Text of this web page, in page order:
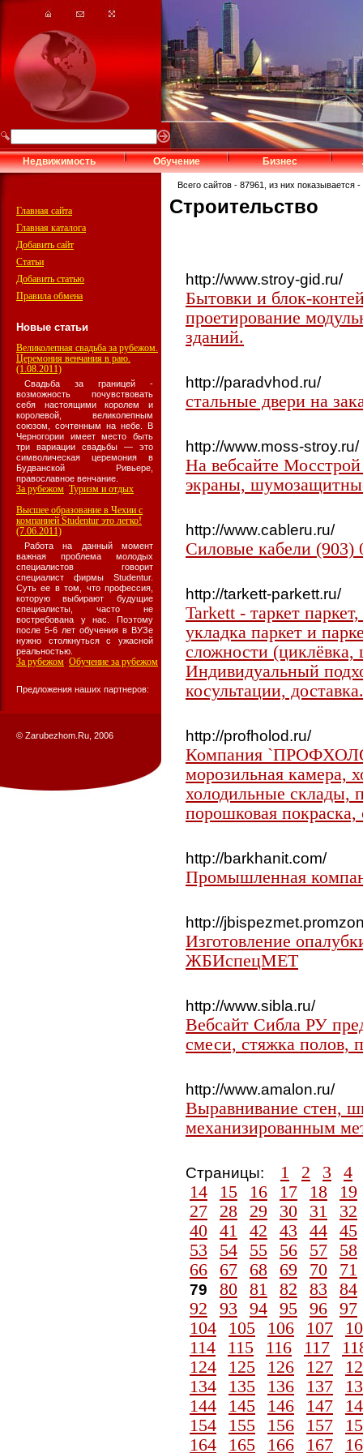
Недвижимость Обучение Бизнес
Главная сайта
Главная каталога
Добавить сайт
Статьи
Добавить статью
Правила обмена
Новые статьи
Великолепная свадьба за рубежом.
Церемония венчания в раю.
(1.08.2011)
Свадьба за границей -
возможность почувствовать
себя настоящими королем и
королевой, великолепным
союзом, сочтенным на небе. В
Черногории имеет место быть
три вариации свадьбы — это
символическая церемония в
Будванской Ривьере,
православное венчание.
За рубежом: Туризм и отдых
Высшее образование в Чехии с
компанией Studentur это легко!
(7.06.2011)
Работа на данный момент
важная проблема молодых
специалистов говорит
специалист фирмы Studentur.
Суть ее в том, что профессия,
которую выбирают будущие
специалисты, часто не
востребована у нас. Поэтому
после 5-6 лет обучения в ВУЗе
нужно столкнуться с ужасной
реальностью.
За рубежом: Обучение за рубежом
Предложения наших партнеров:
© Zarubezhom.Ru, 2006
Всего сайтов - 87961, из них показывается
Строительство
http://www.stroy-gid.ru/
Бытовки и блок-
проетирование
зданий.
http://paradvhod.ru/
стальные двери на
http://www.moss-stroy.ru/
На вебсайте
экраны,
http://www.cableru.ru/
Силовые кабели (903)
http://tarkett-parkett.ru/
Tarkett - таркет
укладка паркет и
сложности
Индивидуальный
косультации, доставка.
http://profholod.ru/
Компания
морозильная камера,
холодильные склады,
порошковая покраска,
http://barkhanit.com/
Промышленная
http://
Изготовление
ЖБИспецМЕТ
http://www.sibla.ru/
Вебсайт Сибла РУ
смеси, стяжка полов,
http://www.amalon.ru/
Выравнивание стен,
механизированным
Страницы: 1 2 3
4
14
15 16 17 18
19
27
28 29 30 31
32
40
41 42 43 44
45
53
54 55 56 57
58
66
67 68 69 70 71
79 80 81 82 83
84
92
93 94 95 96
97
104
105 106 107
114
115 116 117
124
125 126 127
134
135 136 137
144
145 146 147
154
155 156 157
164
165 166 167